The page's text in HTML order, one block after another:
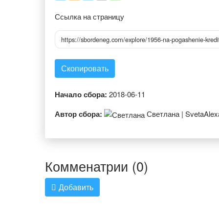
Ссылка на страницу
https://sbordeneg.com/explore/1956-na-pogashenie-
Скопировать
Начало сбора: 2018-06-11
Автор сбора: Светлана |
Комменатрии (0)
Добавить